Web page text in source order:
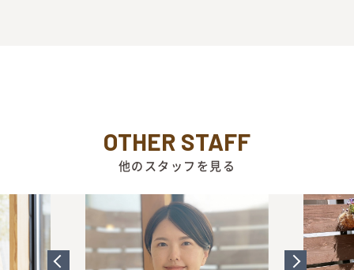
OTHER STAFF
他のスタッフを見る